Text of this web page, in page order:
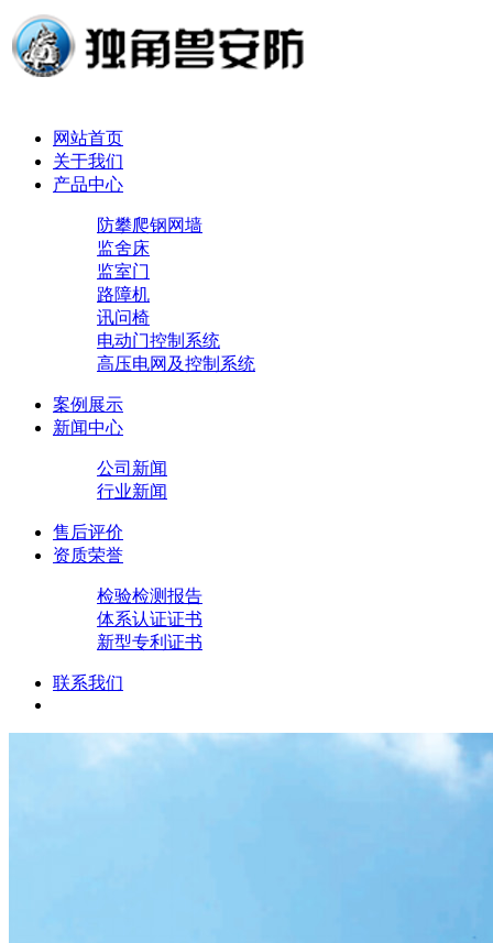
网站首页
关于我们
产品中心
防攀爬钢网墙
监舍床
监室门
路障机
讯问椅
电动门控制系统
高压电网及控制系统
案例展示
新闻中心
公司新闻
行业新闻
售后评价
资质荣誉
检验检测报告
体系认证证书
新型专利证书
联系我们